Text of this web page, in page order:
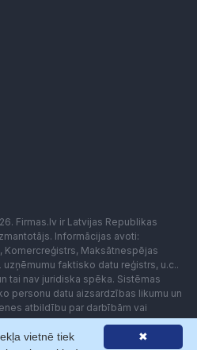
Firmas.lv ir Latvijas Republikas
Informācijas avoti:
Komercreģistrs, Maksātnespējas
faktisko datu reģistrs, u.c..
tai nav juridiska spēka. Sistēmas
personu datu aizsardzības likumu un
atbildību par darbībām vai
pakalpojumu. Lietotājam aizliegts
sistēmas vai iekārtas (robotus)
✖
vietnē tiek